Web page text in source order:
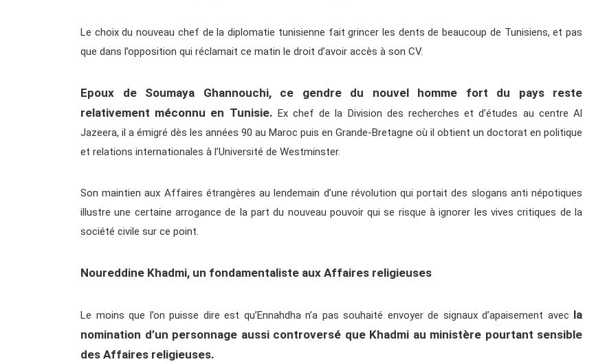
Le choix du nouveau chef de la diplomatie tunisienne fait grincer les dents de beaucoup de Tunisiens, et pas
que dans l’opposition qui réclamait ce matin le droit d’avoir accès à son CV.
Epoux de Soumaya Ghannouchi, ce gendre du nouvel homme fort du pays reste
relativement méconnu en Tunisie. Ex chef de la Division des recherches et d’études au centre Al
Jazeera, il a émigré dès les années 90 au Maroc puis en Grande-Bretagne où il obtient un doctorat en politique
et relations internationales à l’Université de Westminster.
Son maintien aux Affaires étrangères au lendemain d’une révolution qui portait des slogans anti népotiques
illustre une certaine arrogance de la part du nouveau pouvoir qui se risque à ignorer les vives critiques de la
société civile sur ce point.
Noureddine Khadmi, un fondamentaliste aux Affaires religieuses
Le moins que l’on puisse dire est qu’Ennahdha n’a pas souhaité envoyer de signaux d’apaisement avec la
nomination d’un personnage aussi controversé que Khadmi au ministère pourtant sensible
des Affaires religieuses.